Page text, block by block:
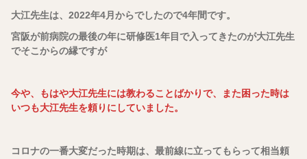
大江先生は、2022年4月からでしたので4年間です。
宮阪が前病院の最後の年に研修医1年目で入ってきたのが大江先生
でそこからの縁ですが
今や、もはや大江先生には教わることばかりで、また困った時は
いつも大江先生を頼りにしていました。
コロナの一番大変だった時期は、最前線に立ってもらって相当頼